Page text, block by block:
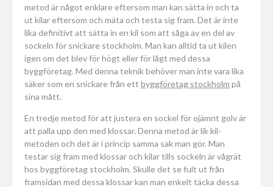
metod är något enklare eftersom man kan sätta in och ta
ut kilar eftersom och mäta och testa sig fram. Det är inte
lika definitivt att sätta in en kil som att såga av en del av
sockeln för snickare stockholm. Man kan alltid ta ut kilen
igen om det blev för högt eller för lågt med dessa
byggföretag. Med denna teknik behöver man inte vara lika
säker som en snickare från ett byggföretag stockholm på
sina mått.
En tredje metod för att justera en sockel för ojämnt golv är
att palla upp den med klossar. Denna metod är lik kil-
metoden och det är i princip samma sak man gör. Man
testar sig fram med klossar och kilar tills sockeln är vågrät
hos byggföretag stockholm. Skulle det se fult ut från
framsidan med dessa klossar kan man enkelt täcka dessa